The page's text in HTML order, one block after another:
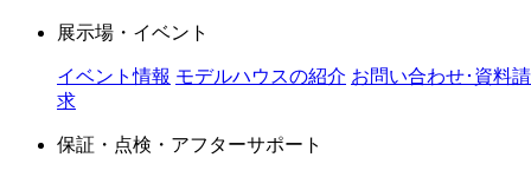
展示場・イベント
イベント情報 モデルハウスの紹介 お問い合わせ･資料請
求
保証・点検・アフターサポート